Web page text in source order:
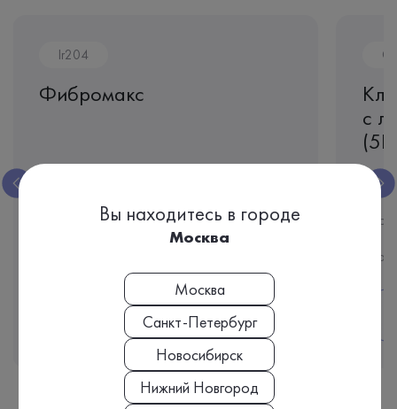
Ir204
Фибромакс
Срок исполнения: 6 дней
Подробнее
с
Вы находитесь в городе
Москва
Москва
Санкт-Петербург
Новосибирск
Нижний Новгород